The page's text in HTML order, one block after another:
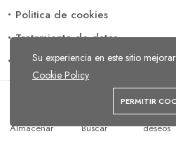
Almacenar Buscar
Lista de
deseos
Añadir al carrito
Politica de cookies
Tratamiento de datos
Eliminación de Datos
Arhea 17 © 2026 Todos los reservados.
Su experiencia en este sitio
Cookie Policy
PERMITIR